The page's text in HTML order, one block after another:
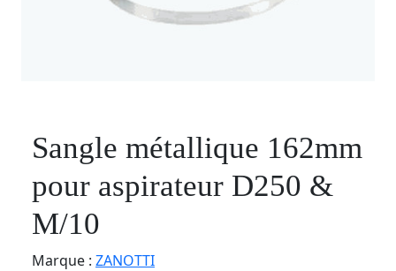
Sangle métallique 162mm
pour aspirateur D250 &
M/10
Marque : ZANOTTI